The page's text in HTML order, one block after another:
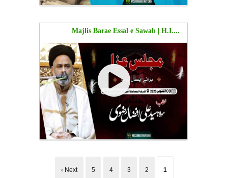
...Majlis Barae Essal e Sawab | H.I.
Molana Ali Afzal Rizvi | Aza Khana Sadat
e Amroha, Amroha Society | 09 OCT 2025
| Urdu
1
2
3
4
5
Next ›